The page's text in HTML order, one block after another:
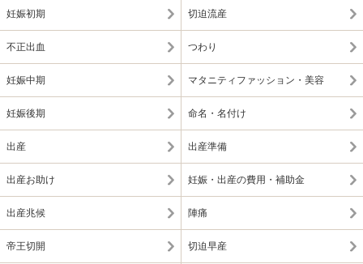
妊娠初期 切迫流産
不正出血 つわり
妊娠中期 マタニティファッション・美容
妊娠後期 命名・名付け
出産 出産準備
出産お助け 妊娠・出産の費用・補助金
出産兆候 陣痛
帝王切開 切迫早産